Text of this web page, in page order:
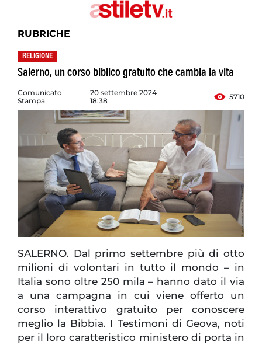
RUBRICHE
RELIGIONE
Salerno, un corso biblico gratuito che cambia la vita
Comunicato
Stampa
20 settembre 2024
18:38
5710
SALERNO. Dal primo settembre più di otto
milioni di volontari in tutto il mondo – in
Italia sono oltre 250 mila – hanno dato il via
a una campagna in cui viene offerto un
corso interattivo gratuito per conoscere
meglio la Bibbia. I Testimoni di Geova, noti
per il loro caratteristico ministero di porta in